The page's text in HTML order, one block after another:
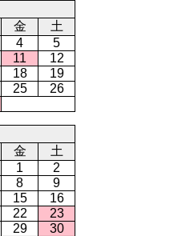
金
土
4
5
11
12
18
19
25
26
金
土
1
2
8
9
15
16
22
23
29 30